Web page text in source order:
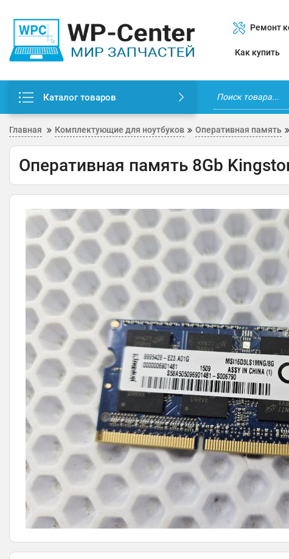
Ремонт
Как купить
Каталог товаров
Главная Комплектующие для ноутбуков Оперативная память
Оперативная память 8Gb